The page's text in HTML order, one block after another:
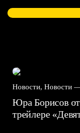
Новости, Новости
Юра Борисов
трейлере